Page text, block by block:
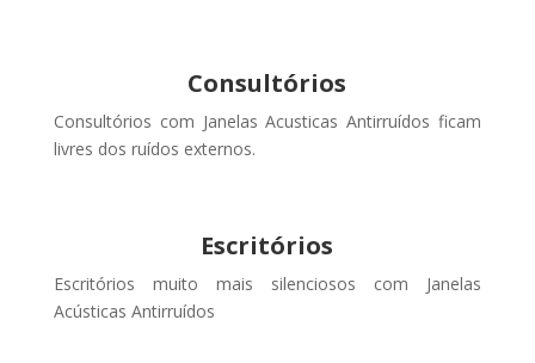
Consultórios
Consultórios com Janelas Acusticas Antirruídos ficam
livres dos ruídos externos.
Escritórios
Escritórios muito mais silenciosos com Janelas
Acústicas Antirruídos